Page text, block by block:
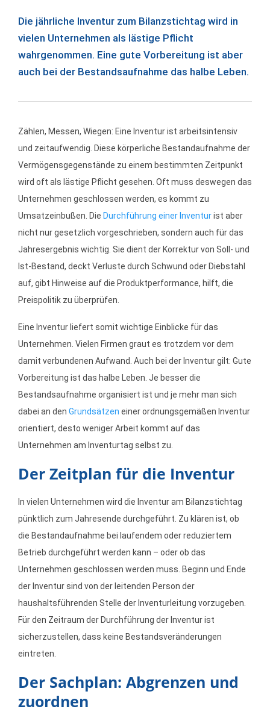
Die jährliche Inventur zum Bilanzstichtag wird in
vielen Unternehmen als lästige Pflicht
wahrgenommen. Eine gute Vorbereitung ist aber
auch bei der Bestandsaufnahme das halbe Leben.
Zählen, Messen, Wiegen: Eine Inventur ist arbeitsintensiv
und zeitaufwendig. Diese körperliche Bestandaufnahme der
Vermögensgegenstände zu einem bestimmten Zeitpunkt
wird oft als lästige Pflicht gesehen. Oft muss deswegen das
Unternehmen geschlossen werden, es kommt zu
Umsatzeinbußen. Die Durchführung einer Inventurist aber
nicht nur gesetzlich vorgeschrieben, sondern auch für das
Jahresergebnis wichtig. Sie dient der Korrektur von Soll- und
Ist-Bestand, deckt Verluste durch Schwund oder Diebstahl
auf, gibt Hinweise auf die Produktperformance, hilft, die
Preispolitik zu überprüfen.
Eine Inventur liefert somit wichtige Einblicke für das
Unternehmen. Vielen Firmen graut es trotzdem vor dem
damit verbundenen Aufwand. Auch bei der Inventur gilt: Gute
Vorbereitung ist das halbe Leben. Je besser die
Bestandsaufnahme organisiert ist und je mehr man sich
dabei an den Grundsätzen einer ordnungsgemäßen Inventur
orientiert, desto weniger Arbeit kommt auf das
Unternehmen am Inventurtag selbst zu.
Der Zeitplan für die Inventur
In vielen Unternehmen wird die Inventur am Bilanzstichtag
pünktlich zum Jahresende durchgeführt. Zu klären ist, ob
die Bestandaufnahme bei laufendem oder reduziertem
Betrieb durchgeführt werden kann – oder ob das
Unternehmen geschlossen werden muss. Beginn und Ende
der Inventur sind von der leitenden Person der
haushaltsführenden Stelle der Inventurleitung vorzugeben.
Für den Zeitraum der Durchführung der Inventur ist
sicherzustellen, dass keine Bestandsveränderungen
eintreten.
Der Sachplan: Abgrenzen und
zuordnen